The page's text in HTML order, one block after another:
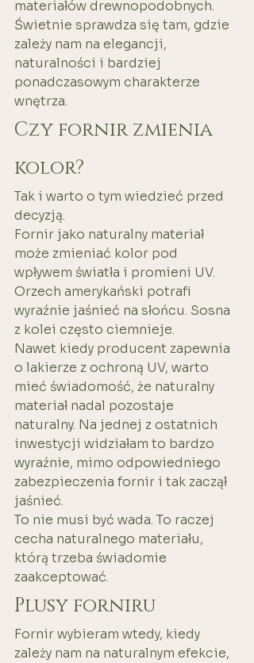
materiałów drewnopodobnych.
Świetnie sprawdza się tam, gdzie
zależy nam na elegancji,
naturalności i bardziej
ponadczasowym charakterze
wnętrza.
Czy fornir zmienia
kolor?
Tak i warto o tym wiedzieć przed
decyzją.
Fornir jako naturalny materiał
może zmieniać kolor pod
wpływem światła i promieni UV.
Orzech amerykański potrafi
wyraźnie jaśnieć na słońcu. Sosna
z kolei często ciemnieje.
Nawet kiedy producent zapewnia
o lakierze z ochroną UV, warto
mieć świadomość, że naturalny
materiał nadal pozostaje
naturalny. Na jednej z ostatnich
inwestycji widziałam to bardzo
wyraźnie, mimo odpowiedniego
zabezpieczenia fornir i tak zaczął
jaśnieć.
To nie musi być wada. To raczej
cecha naturalnego materiału,
którą trzeba świadomie
zaakceptować.
Plusy forniru
Fornir wybieram wtedy, kiedy
zależy nam na naturalnym efekcie,